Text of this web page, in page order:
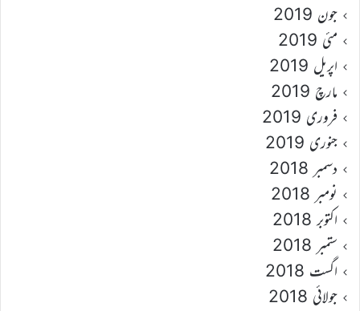
جون 2019
مئی 2019
اپریل 2019
مارچ 2019
فروری 2019
جنوری 2019
دسمبر 2018
نومبر 2018
اکتوبر 2018
ستمبر 2018
اگست 2018
جولائی 2018